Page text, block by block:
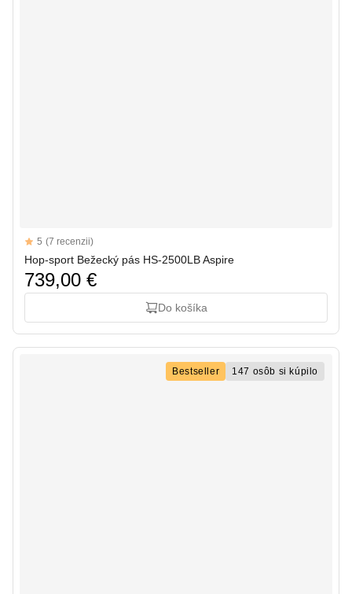
Reviews
5 out of 5 stars
5 (7 recenzii)
Hop-sport Bežecký pás HS-2500LB Aspire
739,00 €
Do košíka
Bestseller 147 osôb si kúpilo